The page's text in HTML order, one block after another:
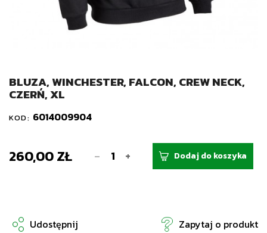
BLUZA, WINCHESTER, FALCON, CREW NECK,
CZERŃ, XL
KOD: 6014009904
260,00 ZŁ - + Dodaj do koszyka
Udostępnij
Zapytaj o produkt